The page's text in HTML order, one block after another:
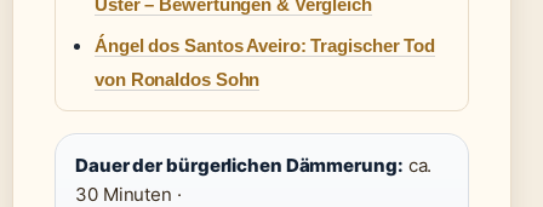
Uster – Bewertungen & Vergleich
Ángel dos Santos Aveiro: Tragischer Tod
von Ronaldos Sohn
Dauer der bürgerlichen Dämmerung: ca.
30 Minuten ·